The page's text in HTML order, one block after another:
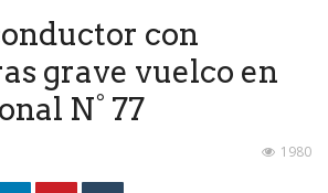
con
grave vuelco en
N° 77
1980